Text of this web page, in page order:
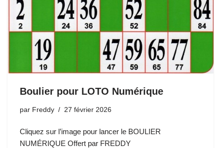
Boulier pour LOTO Numérique
par Freddy 27 février 2026
Cliquez sur l’image pour lancer le BOULIER
NUMÉRIQUE Offert par FREDDY